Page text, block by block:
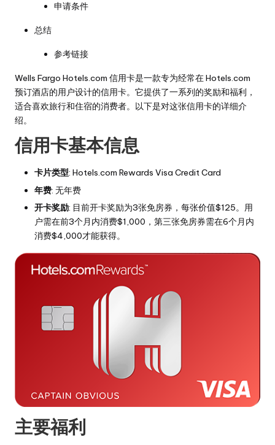
申请条件
总结
参考链接
Wells Fargo Hotels.com 信用卡是一款专为经常在 Hotels.com
预订酒店的用户设计的信用卡。它提供了一系列的奖励和福利，
适合喜欢旅行和住宿的消费者。以下是对这张信用卡的详细介
绍。
信用卡基本信息
卡片类型: Hotels.com Rewards Visa Credit Card
年费: 无年费
开卡奖励: 目前开卡奖励为3张免房券，每张价值$125。用
户需在前3个月内消费$1,000，第三张免房券需在6个月内
消费$4,000才能获得。
主要福利